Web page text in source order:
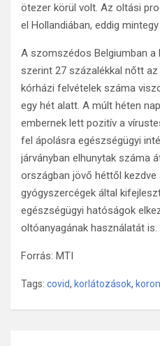
ötezer körül volt. Az oltási
el Hollandiában, eddig
A szomszédos Belgiumban
szerint 27 százalékkal nőtt
kórházi felvételek száma
egy hét alatt. A múlt héten
embernek lett pozitív a
fel ápolásra egészségügyi
járványban elhunytak száma
országban jövő héttől kezdve
gyógyszercégek által
egészségügyi hatóságok
oltóanyagának használatát is.
Forrás: MTI
Tags: covid, korlátozások,